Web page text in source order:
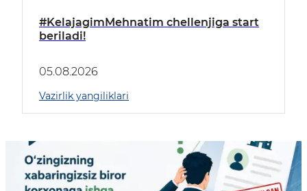
#KelajagimMehnatim chellenjiga start
beriladi!
05.08.2026
Vazirlik yangiliklari